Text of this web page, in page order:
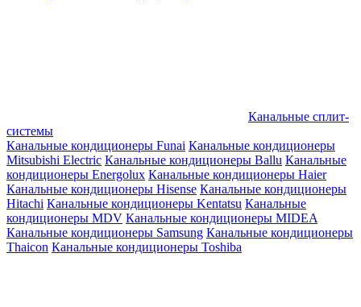
Канальные сплит-
системы
Канальные кондиционеры Funai Канальные кондиционеры
Mitsubishi Electric Канальные кондиционеры Ballu Канальные
кондиционеры Energolux Канальные кондиционеры Haier
Канальные кондиционеры Hisense Канальные кондиционеры
Hitachi Канальные кондиционеры Kentatsu Канальные
кондиционеры MDV Канальные кондиционеры MIDEA
Канальные кондиционеры Samsung Канальные кондиционеры
Thaicon Канальные кондиционеры Toshiba